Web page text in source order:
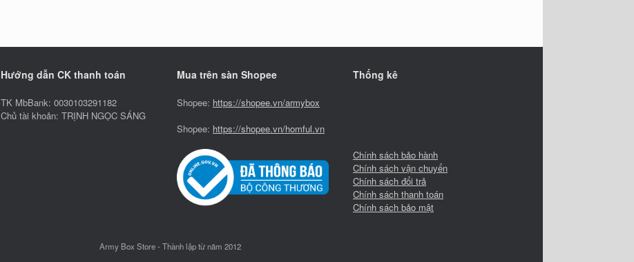
Hướng dẫn CK thanh toán
TK MbBank: 0030103291182
Chủ tài khoản: TRỊNH NGỌC SÁNG
Mua trên sàn Shopee
Shopee: https://shopee.vn/armybox
Shopee: https://shopee.vn/homful.vn
Thống kê
Chính sách bảo hành
Chính sách vận chuyển
Chính sách đổi trả
Chính sách thanh toán
Chính sách bảo mật
Army Box Store - Thành lập từ năm 2012